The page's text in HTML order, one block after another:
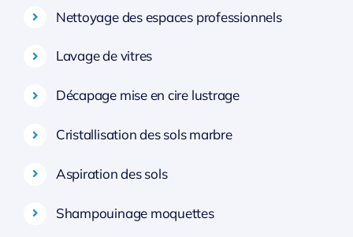
Nettoyage des espaces professionnels
Lavage de vitres
Décapage mise en cire lustrage
Cristallisation des sols marbre
Aspiration des sols
Shampouinage moquettes